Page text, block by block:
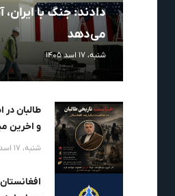
دادند: جنگ با
می‌دهد
شنبه، 17 اسد 1405
طالبان
و اخرین
شنبه، 17 اسد 1405